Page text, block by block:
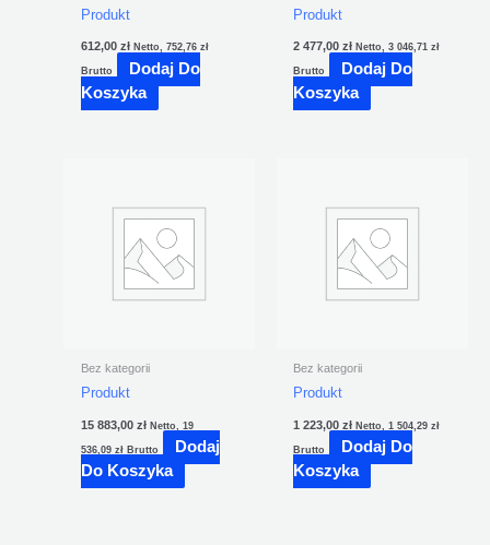
Produkt
612,00 zł Netto, 752,76 zł
Brutto
Dodaj Do
Koszyka
Produkt
2 477,00zł Netto,3 046,71zł
Brutto
Dodaj Do
Koszyka
Bez kategorii
Produkt
15 883,00 zł Netto, 19
536,09 złBrutto
Dodaj
Do Koszyka
Bez kategorii
Produkt
1 223,00zł Netto,1 504,29zł
Brutto
Dodaj Do
Koszyka